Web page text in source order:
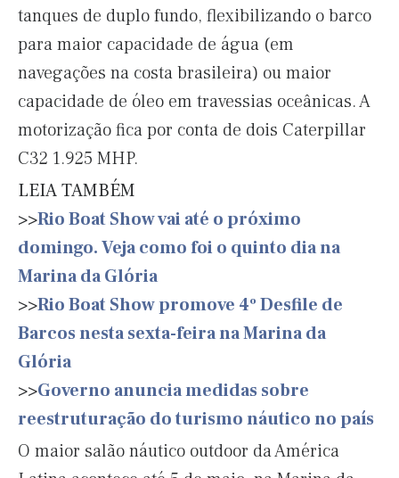
tanques de duplo fundo, flexibilizando o barco
para maior capacidade de água (em
navegações na costa brasileira) ou maior
capacidade de óleo em travessias oceânicas. A
motorização fica por conta de dois Caterpillar
C32 1.925 MHP.
LEIA TAMBÉM
>>Rio Boat Show vai até o próximo
domingo. Veja como foi o quinto dia na
Marina da Glória
>>Rio Boat Show promove 4º Desfile de
Barcos nesta sexta-feira na Marina da
Glória
>>Governo anuncia medidas sobre
reestruturação do turismo náutico no país
O maior salão náutico outdoor da América